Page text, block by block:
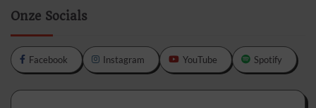
Onze Socials
Facebook Instagram YouTube Spotify